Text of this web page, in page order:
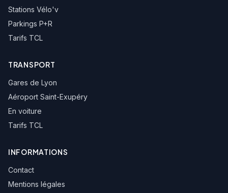
Marcy Verchères
Marcy l'Orme
Marcy l'Etoile
Le Poirier
Stations Vélo'v
Parkings P+R
Tarifs TCL
TRANSPORT
Gares de Lyon
Aéroport Saint-Exupéry
En voiture
Tarifs TCL
INFORMATIONS
Contact
Mentions légales